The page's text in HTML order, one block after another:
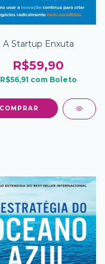
A Startup Enxuta
R$59,90
R$56,91 com Boleto